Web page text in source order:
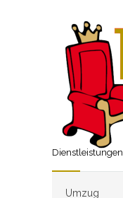
Dienstleistungen
Umzug